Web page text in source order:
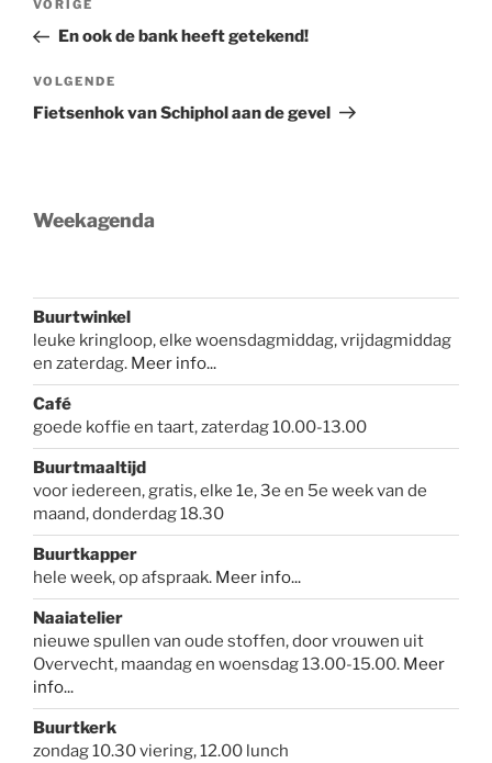
Vorig
bericht
VORIGE
En ook de bank heeft getekend!
Volgend
bericht
VOLGENDE
Fietsenhok van Schiphol aan de gevel
Weekagenda
Buurtwinkel
leuke kringloop, elke woensdagmiddag, vrijdagmiddag
en zaterdag. Meer info...
Café
goede koffie en taart, zaterdag 10.00-13.00
Buurtmaaltijd
voor iedereen, gratis, elke 1e, 3e en 5e week van de
maand, donderdag 18.30
Buurtkapper
hele week, op afspraak. Meer info...
Naaiatelier
nieuwe spullen van oude stoffen, door vrouwen uit
Overvecht, maandag en woensdag 13.00-15.00. Meer
info...
Buurtkerk
zondag 10.30 viering, 12.00 lunch